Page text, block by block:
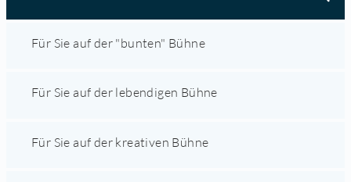
Für Sie auf der "bunten" Bühne
Für Sie auf der lebendigen Bühne
Für Sie auf der kreativen Bühne